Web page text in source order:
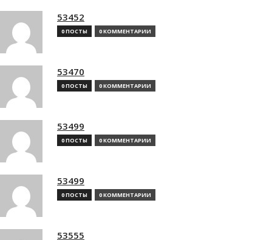
53452
0 ПОСТЫ 0 КОММЕНТАРИИ
53470
0 ПОСТЫ 0 КОММЕНТАРИИ
53499
0 ПОСТЫ 0 КОММЕНТАРИИ
53499
0 ПОСТЫ 0 КОММЕНТАРИИ
53555